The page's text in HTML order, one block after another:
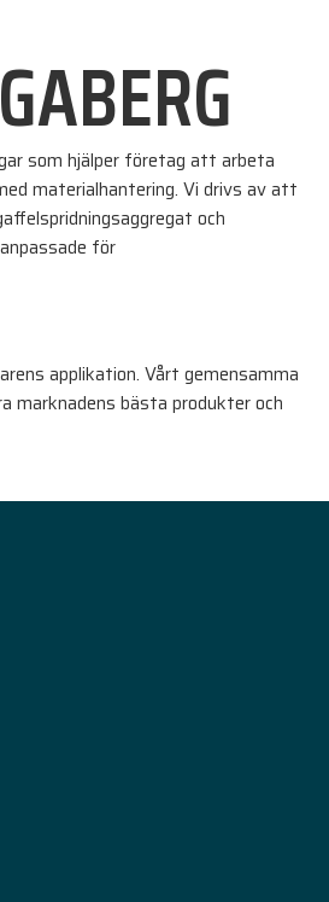
som hjälper företag att arbeta
materialhantering. Vi drivs av att
och
för
applikation. Vårt gemensamma
marknadens bästa produkter och